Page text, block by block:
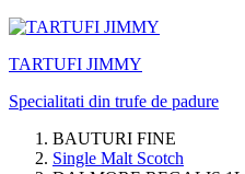
TARTUFI JIMMY
Specialitati din trufe de padure
BAUTURI FINE
Single Malt Scotch